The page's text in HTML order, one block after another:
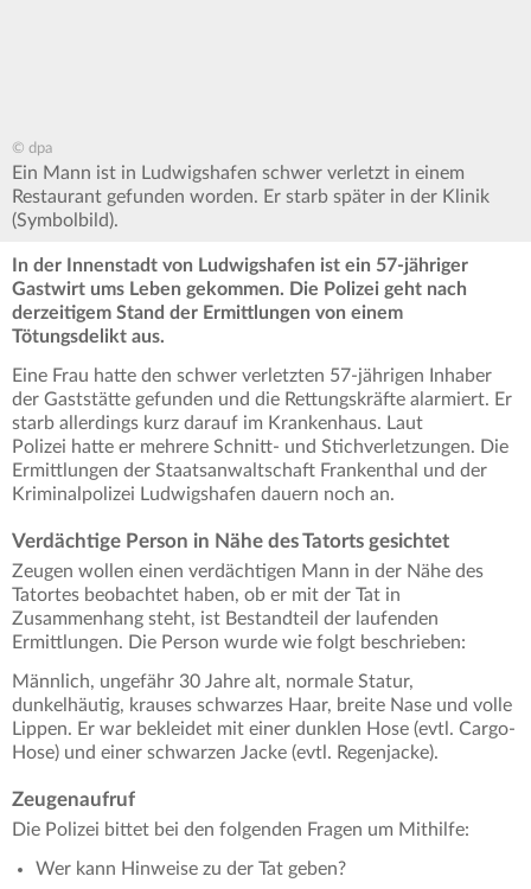
© dpa
Ein Mann ist in Ludwigshafen schwer verletzt in einem
Restaurant gefunden worden. Er starb später in der Klinik
(Symbolbild).
In der Innenstadt von Ludwigshafen ist ein 57-jähriger
Gastwirt ums Leben gekommen. Die Polizei geht nach
derzeitigem Stand der Ermittlungen von einem
Tötungsdelikt aus.
Eine Frau hatte den schwer verletzten 57-jährigen Inhaber
der Gaststätte gefunden und die Rettungskräfte alarmiert. Er
starb allerdings kurz darauf im Krankenhaus. Laut
Polizei hatte er mehrere Schnitt- und Stichverletzungen. Die
Ermittlungen der Staatsanwaltschaft Frankenthal und der
Kriminalpolizei Ludwigshafen dauern noch an.
Verdächtige Person in Nähe des Tatorts gesichtet
Zeugen wollen einen verdächtigen Mann in der Nähe des
Tatortes beobachtet haben, ob er mit der Tat in
Zusammenhang steht, ist Bestandteil der laufenden
Ermittlungen. Die Person wurde wie folgt beschrieben:
Männlich, ungefähr 30 Jahre alt, normale Statur,
dunkelhäutig, krauses schwarzes Haar, breite Nase und volle
Lippen. Er war bekleidet mit einer dunklen Hose (evtl. Cargo-
Hose) und einer schwarzen Jacke (evtl. Regenjacke).
Zeugenaufruf
Die Polizei bittet bei den folgenden Fragen um Mithilfe:
Wer kann Hinweise zu der Tat geben?